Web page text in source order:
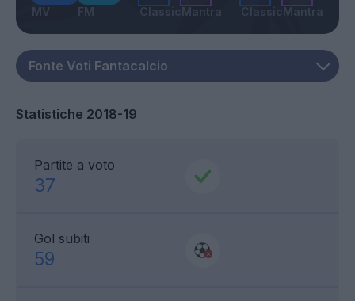
MV FM ClassicMantra ClassicMantra
Statistiche 2018-19
Partite a voto
37
Gol subiti
59